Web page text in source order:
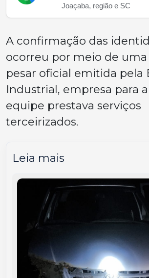
Joaçaba, região e SC
A confirmação das
ocorreu por meio de
pesar oficial emitida pela
Industrial, empresa para
equipe prestava serviços
terceirizados.
Leia mais